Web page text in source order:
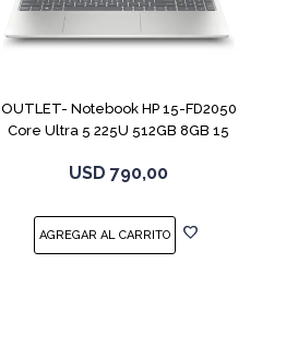
OUTLET- Notebook HP 15-FD2050
Core Ultra 5 225U 512GB 8GB 15
USD 790,00